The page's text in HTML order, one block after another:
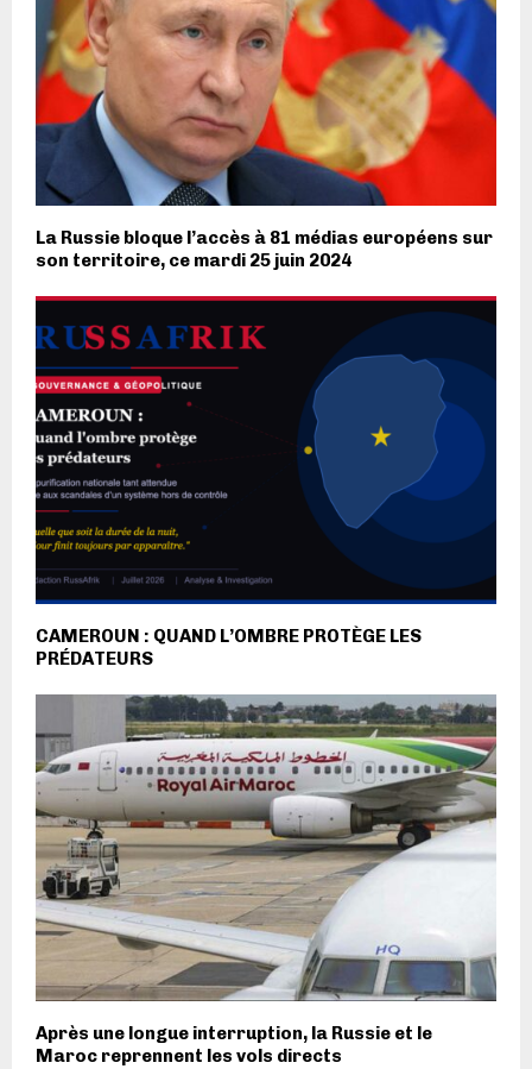
La Russie bloque l’accès à 81 médias européens sur
son territoire, ce mardi 25 juin 2024
CAMEROUN : QUAND L’OMBRE PROTÈGE LES
PRÉDATEURS
Après une longue interruption, la Russie et le
Maroc reprennent les vols directs